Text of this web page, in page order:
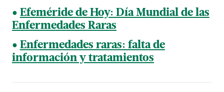
Efeméride de Hoy: Día Mundial de las
Enfermedades Raras
Enfermedades raras: falta de
información y tratamientos